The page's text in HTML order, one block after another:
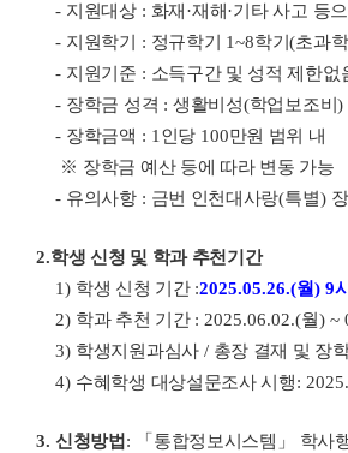
- 지원대상 : 화재 ·재해·기타 사고 등
- 지원학기 : 정규학기 1~8학기(초과
- 지원기준 : 소득구간 및 성적 제한없
- 장학금 성격 : 생활비성(학업보조비)
- 장학금액 : 1인당 100만원 범위 내
※ 장학금 예산 등에 따라 변동 가능
- 유의사항 : 금번 인천대사랑(특별)
2.학생 신청 및 학과 추천기간
1) 학생 신청 기간 :2025.05.26.(월) 9
2) 학과 추천 기간 : 2025.06.02.(월) ~
3) 학생지원과심사 / 총장 결재 및 장
4) 수혜학생 대상설문조사 시행:
3. 신청방법 : 「 통합정보시스템 」 학사